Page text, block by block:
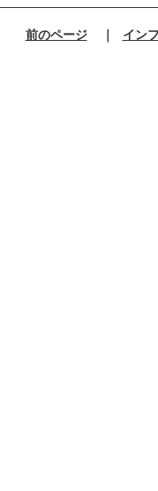
前のページ イン